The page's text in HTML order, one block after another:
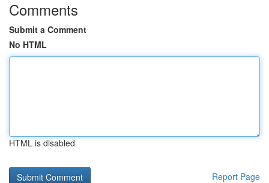
Comments
Submit a Comment
No HTML
HTML is disabled
Report Page